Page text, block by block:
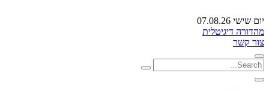
יום שישי 07.08.26
מהדורה דיגיטלית
צור קשר